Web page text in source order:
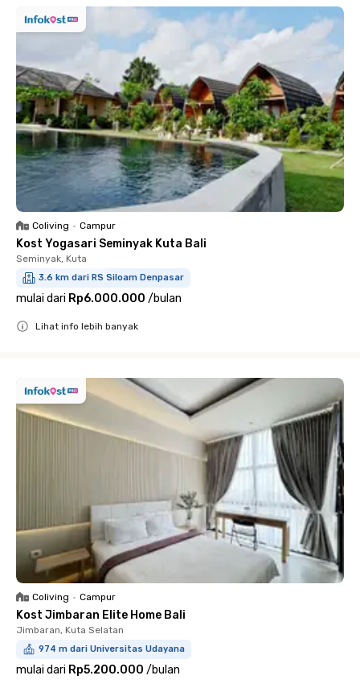
Coliving • Campur
Kost Yogasari Seminyak Kuta Bali
Seminyak, Kuta
3.6 km dari RS Siloam Denpasar
mulai dari Rp6.000.000 /bulan
Lihat info lebih banyak
Coliving • Campur
Kost Jimbaran Elite Home Bali
Jimbaran, Kuta Selatan
974 m dari Universitas Udayana
mulai dari Rp5.200.000 /bulan